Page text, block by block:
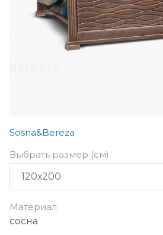
Sosna&Bereza
Выбрать размер (см)
Материал
сосна